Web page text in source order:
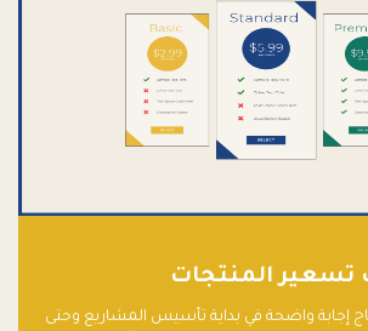
تسعير المنتجات
إجابة واضحة في بداية تأسيس المشاريع وحتى